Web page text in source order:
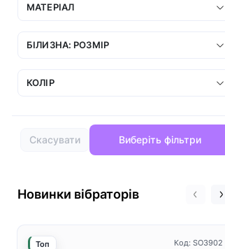
МАТЕРІАЛ
БІЛИЗНА: РОЗМІР
КОЛІР
Скасувати Виберіть фільтри
Новинки вібраторів
Код: SO3902
Топ